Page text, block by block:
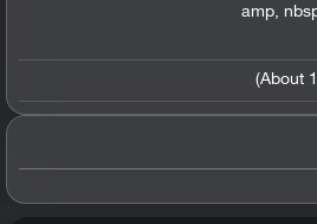
amp,